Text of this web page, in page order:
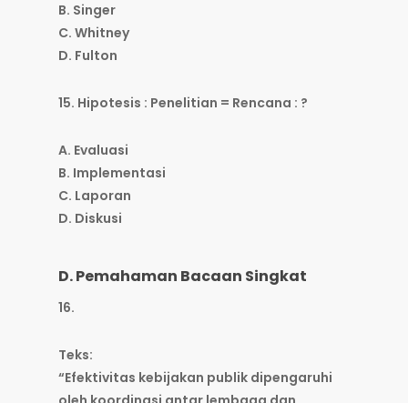
B. Singer
C. Whitney
D. Fulton
15. Hipotesis : Penelitian = Rencana : ?
A. Evaluasi
B. Implementasi
C. Laporan
D. Diskusi
D. Pemahaman Bacaan Singkat
16.
Teks:
“Efektivitas kebijakan publik dipengaruhi